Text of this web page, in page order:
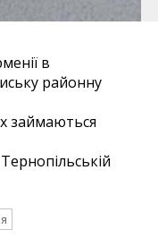
в
районну
займаються